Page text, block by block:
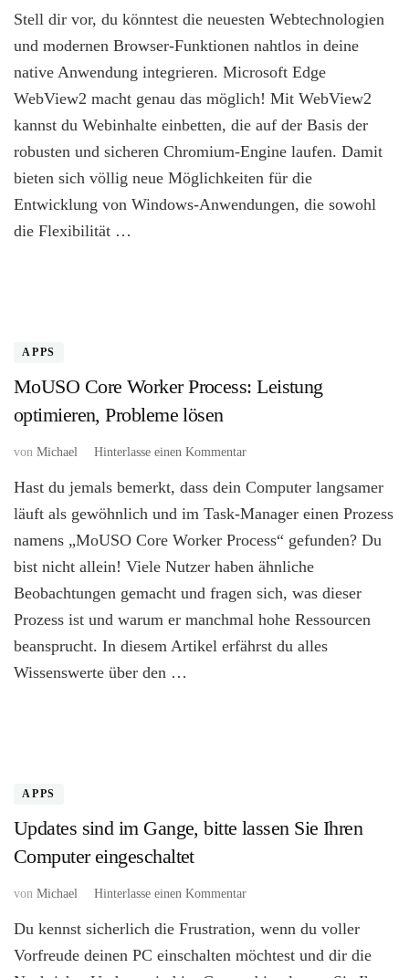
Edge
WebView2-
Nahtlose
Webintegration
Entdecken
Stell dir vor, du könntest die neuesten Webtechnologien
und modernen Browser-Funktionen nahtlos in deine
native Anwendung integrieren. Microsoft Edge
WebView2 macht genau das möglich! Mit WebView2
kannst du Webinhalte einbetten, die auf der Basis der
robusten und sicheren Chromium-Engine laufen. Damit
bieten sich völlig neue Möglichkeiten für die
Entwicklung von Windows-Anwendungen, die sowohl
die Flexibilität …
APPS
MoUSO Core Worker Process: Leistung
optimieren, Probleme lösen
von Michael Hinterlasse einen Kommentarzu
Core
Worker
Leistung
optimieren,
Probleme
Hast du jemals bemerkt, dass dein Computer langsamer
läuft als gewöhnlich und im Task-Manager einen Prozess
namens „MoUSO Core Worker Process“ gefunden? Du
bist nicht allein! Viele Nutzer haben ähnliche
Beobachtungen gemacht und fragen sich, was dieser
Prozess ist und warum er manchmal hohe Ressourcen
beansprucht. In diesem Artikel erfährst du alles
Wissenswerte über den …
APPS
Updates sind im Gange, bitte lassen Sie Ihren
Computer eingeschaltet
von Michael Hinterlasse einen Kommentarzu
sind
im
Du kennst sicherlich die Frustration, wenn du voller
Vorfreude deinen PC einschalten möchtest und dir die